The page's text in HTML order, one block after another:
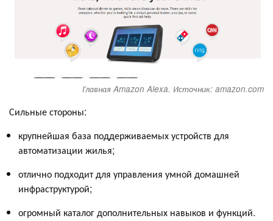
Главная Amazon Alexa. Источник: amazon.com
Сильные стороны:
крупнейшая база поддерживаемых устройств для
автоматизации жилья;
отлично подходит для управления умной домашней
инфраструктурой;
огромный каталог дополнительных навыков и функций.